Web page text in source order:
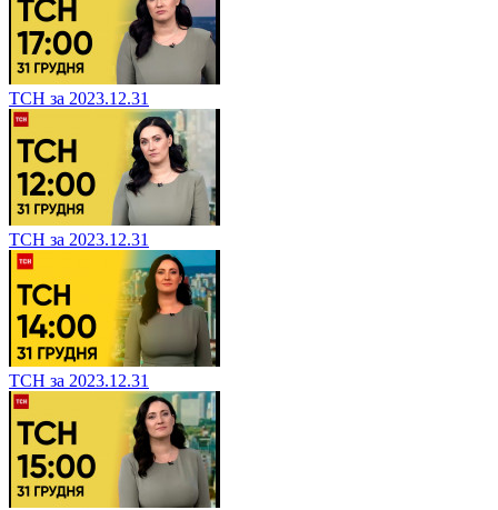
ТСН за 2023.12.31
ТСН за 2023.12.31
ТСН за 2023.12.31